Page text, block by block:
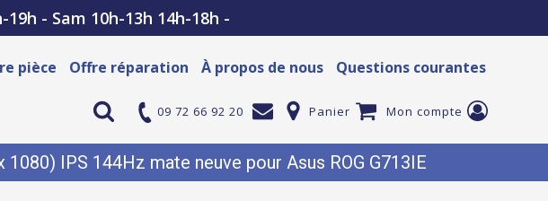
- Sam 10h-13h 14h-18h -
pièce Offre réparation À propos de nous Questions courantes
09 72 66 92 20 Panier Mon compte
IPS 144Hz mate neuve pour Asus ROG G713IE